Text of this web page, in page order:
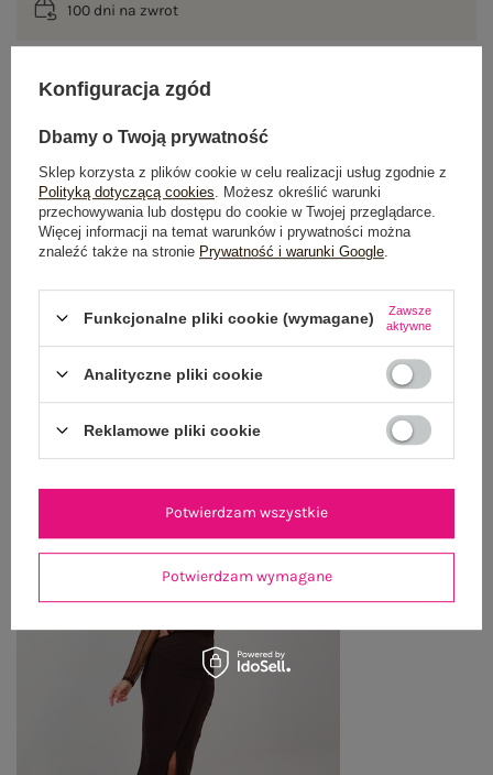
100 dni na zwrot
OPINIE O PRODUKCIE (6)
ZWROTY I REKLAMACJE
OSTATNIO OGLĄDANE
Zobacz wszystko
Konfiguracja zgód
Dbamy o Twoją prywatność
Sklep korzysta z plików cookie w celu realizacji usług zgodnie z
Polityką dotyczącą cookies . Możesz określić warunki
przechowywania lub dostępu do cookie w Twojej przeglądarce.
Więcej informacji na temat warunków i prywatności można
znaleźć także na stronie Prywatność i warunki Google
Funkcjonalne pliki cookie (wymagane)
Zawsze
aktywne
Analityczne pliki cookie
Reklamowe pliki cookie
Potwierdzam wymagane
Potwierdzam wszystkie